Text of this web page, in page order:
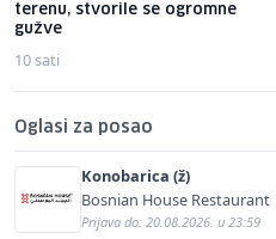
terenu, stvorile se ogromne
gužve
10 sati
Oglasi za posao
Konobarica (ž)
Bosnian House Restaurant
Prijava do: 20.08.2026. u 23:59